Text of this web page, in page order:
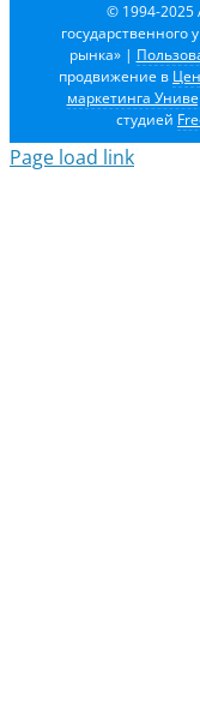
© 1994-2025
рынка» |
продвижение в
маркетинга
студией
Page load link